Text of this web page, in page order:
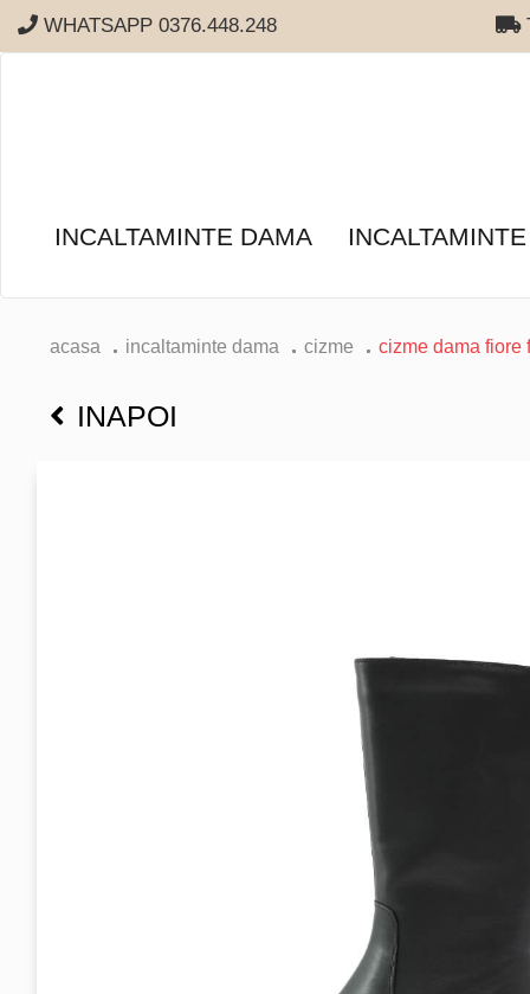
WHATSAPP 0376.448.248
INCALTAMINTE DAMA
acasa incaltaminte dama cizme cizme dama fiore
INAPOI